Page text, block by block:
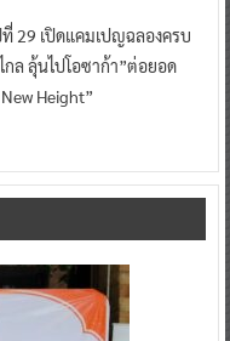
29 เปิดแคมเปญฉลองครบ
ล ลุ้นไปโอซาก้า”ต่อยอด
Height”